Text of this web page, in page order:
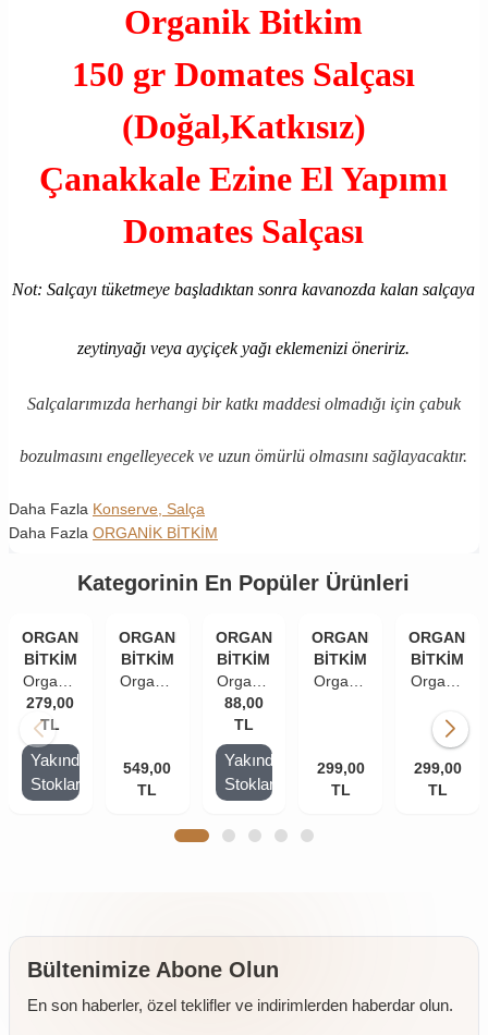
Organik Bitkim
150 gr Domates Salçası
(Doğal,Katkısız)
Çanakkale Ezine El Yapımı
Domates Salçası
Not: Salçayı tüketmeye başladıktan sonra kavanozda kalan salçaya
zeytinyağı veya ayçiçek yağı eklemenizi öneririz.
Salçalarımızda herhangi bir katkı maddesi olmadığı için çabuk
bozulmasını engelleyecek ve uzun ömürlü olmasını sağlayacaktır.
Daha Fazla Konserve, Salça
Daha Fazla ORGANİK BİTKİM
Kategorinin En Popüler Ürünleri
ORGANİK
BİTKİM
Organik
Bitkim
Domates
Salçası
Çanakkle
El
279,00
TL
Yakında
Stoklarda
ORGANİK
BİTKİM
Organik
Salçası
El
549,00
TL
ORGANİK
BİTKİM
Organik
Bitkim
Acı
Biber
Salçası
El
(Tuzlu)
88,00
TL
Yakında
Stoklarda
ORGANİK
BİTKİM
Organik
Salçası
El
299,00
TL
ORGANİK
BİTKİM
Organik
Tatlı
Biber
Salçası
El
299,00
TL
Bültenimize Abone Olun
En son haberler, özel teklifler ve indirimlerden haberdar olun.